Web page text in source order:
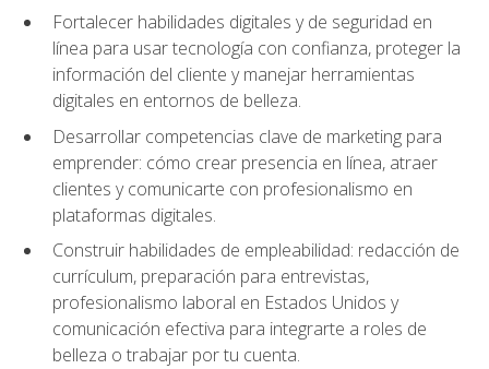
Fortalecer habilidades digitales y de seguridad en
línea para usar tecnología con confianza, proteger la
información del cliente y manejar herramientas
digitales en entornos de belleza.
Desarrollar competencias clave de marketing para
emprender: cómo crear presencia en línea, atraer
clientes y comunicarte con profesionalismo en
plataformas digitales.
Construir habilidades de empleabilidad: redacción de
currículum, preparación para entrevistas,
profesionalismo laboral en Estados Unidos y
comunicación efectiva para integrarte a roles de
belleza o trabajar por tu cuenta.